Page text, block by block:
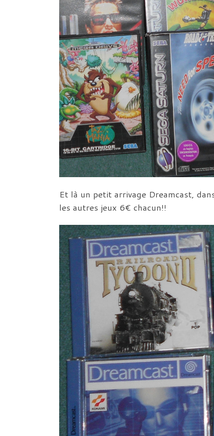
Et là un petit arrivage Dreamcast,
les autres jeux 6€ chacun!!